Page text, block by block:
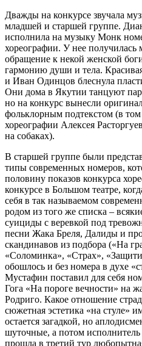
Дважды на конкурсе звучала
младшей и старшей группе.
исполнила на музыку Монк
хореографии. У нее
обращение к некой женской
гармонию души и тела.
и Иван Одинцов блеснула
Они дома в Якутии танцуют
но на конкурс вынесли
фольклорным подтекстом (в том
хореографии Алексея
на собаках).
В старшей группе были
типы современных номеров,
половину показов конкурса
конкурсе в Большом театре,
себя в так называемом
родом из того же списка –
суициды с веревкой под
песни Жака Бреля, Далиды и
скандинавов из подбора («На
«Соломинка», «Страх»,
обошлось и без номера в духе
Мустафин поставил для себя
Гога «На пороге вечности» на
Родриго. Какое отношение
сюжетная эстетика «на стуле»
остается загадкой, но
шуточные, а потом
прошла в третий тур